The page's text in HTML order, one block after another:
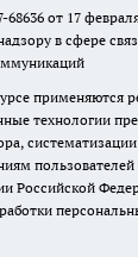
68636от 17
в сфере
применяются
технологии
Российской